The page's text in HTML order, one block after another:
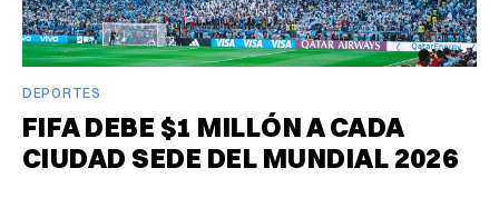
DEPORTES
FIFA DEBE $1 MILLÓN A CADA
CIUDAD SEDE DEL MUNDIAL 2026